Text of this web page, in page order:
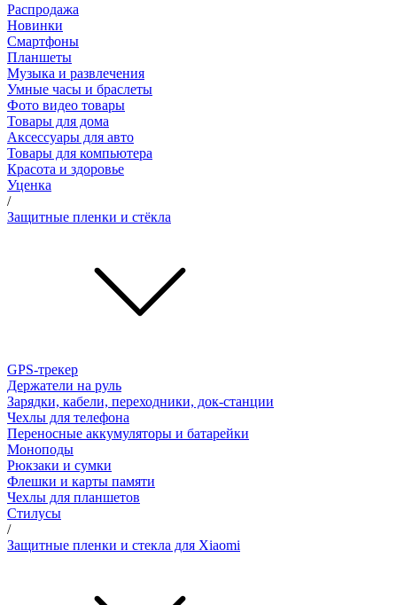
Распродажа
Новинки
Смартфоны
Планшеты
Музыка и развлечения
Умные часы и браслеты
Фото видео товары
Товары для дома
Аксессуары для авто
Товары для компьютера
Красота и здоровье
Уценка
/
Защитные пленки и стёкла
GPS-трекер
Держатели на руль
Зарядки, кабели, переходники, док-станции
Чехлы для телефона
Переносные аккумуляторы и батарейки
Моноподы
Рюкзаки и сумки
Флешки и карты памяти
Чехлы для планшетов
Стилусы
/
Защитные пленки и стекла для Xiaomi